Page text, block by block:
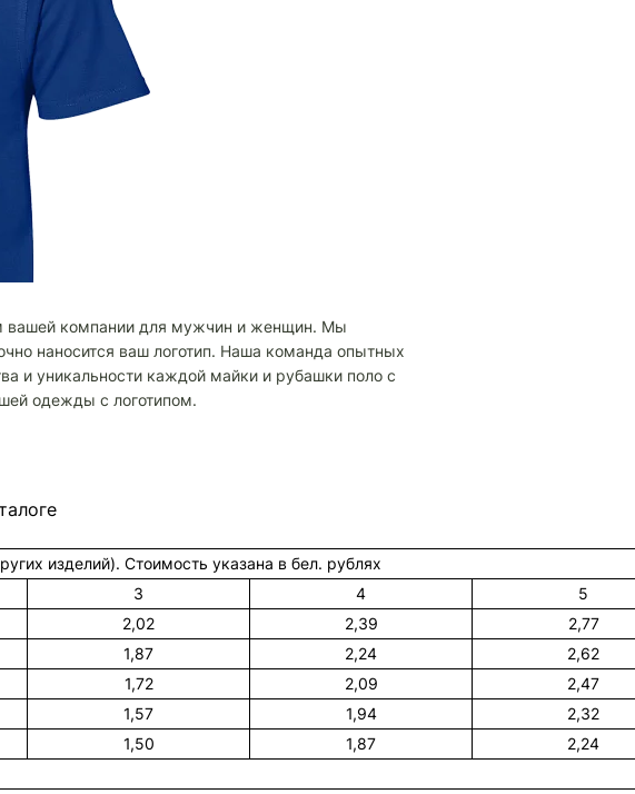
вашей компании для мужчин и женщин. Мы
наносится ваш логотип. Наша команда опытных
и уникальности каждой майки и рубашки поло с
одежды с логотипом.
изделий). Стоимость указана в бел. рублях
3 4
5
2,02 2,39
2,77
1,87 2,24
2,62
1,72 2,09
2,47
1,57 1,94
2,32
1,50 1,87
2,24